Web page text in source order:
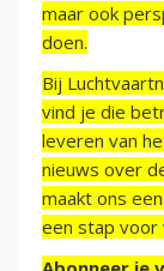
maar ook
doen.
Bij
vind je die
leveren van
nieuws over
maakt ons
een stap voor